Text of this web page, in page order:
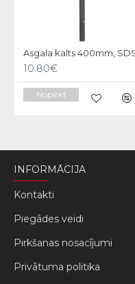
10.80€
Nopirkt
INFORMĀCIJA
Kontakti
Piegādes veidi
Pirkšanas nosacījumi
Privātuma politika